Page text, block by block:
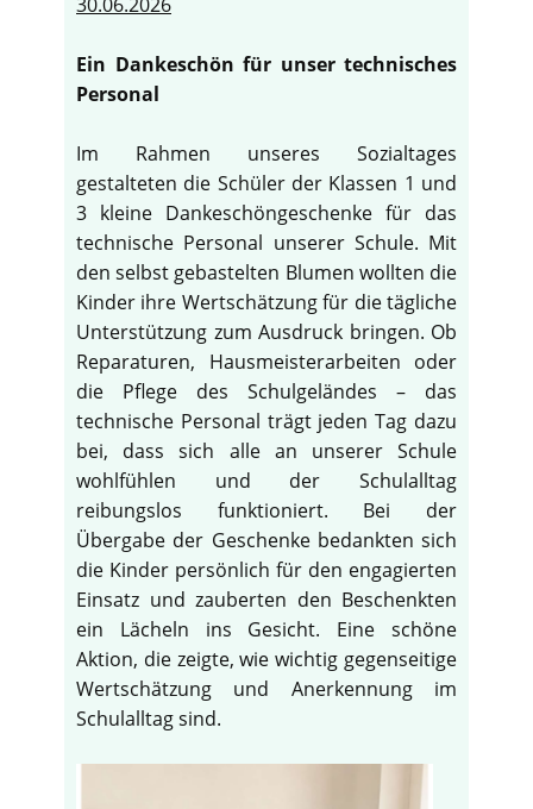
Ein Dankeschön für unser technisches
Personal
Im Rahmen unseres Sozialtages
gestalteten die Schüler der Klassen 1 und
3 kleine Dankeschöngeschenke für das
technische Personal unserer Schule. Mit
den selbst gebastelten Blumen wollten die
Kinder ihre Wertschätzung für die tägliche
Unterstützung zum Ausdruck bringen. Ob
Reparaturen, Hausmeisterarbeiten oder
die Pflege des Schulgeländes – das
technische Personal trägt jeden Tag dazu
bei, dass sich alle an unserer Schule
wohlfühlen und der Schulalltag
reibungslos funktioniert. Bei der
Übergabe der Geschenke bedankten sich
die Kinder persönlich für den engagierten
Einsatz und zauberten den Beschenkten
ein Lächeln ins Gesicht. Eine schöne
Aktion, die zeigte, wie wichtig gegenseitige
Wertschätzung und Anerkennung im
Schulalltag sind.